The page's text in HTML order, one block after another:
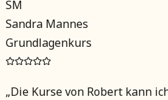
SM
Sandra Mannes
Grundlagenkurs
„Die Kurse von Robert kann